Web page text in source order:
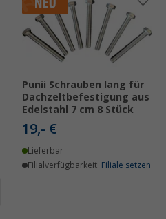
Punii Schrauben lang für
Dachzeltbefestigung aus
Edelstahl 7 cm 8 Stück
19,- €
Lieferbar
Filialverfügbarkeit: Filiale setzen